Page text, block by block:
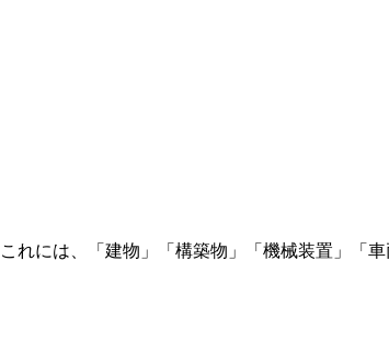
れには、「建物」「構築物」「機械装置」「